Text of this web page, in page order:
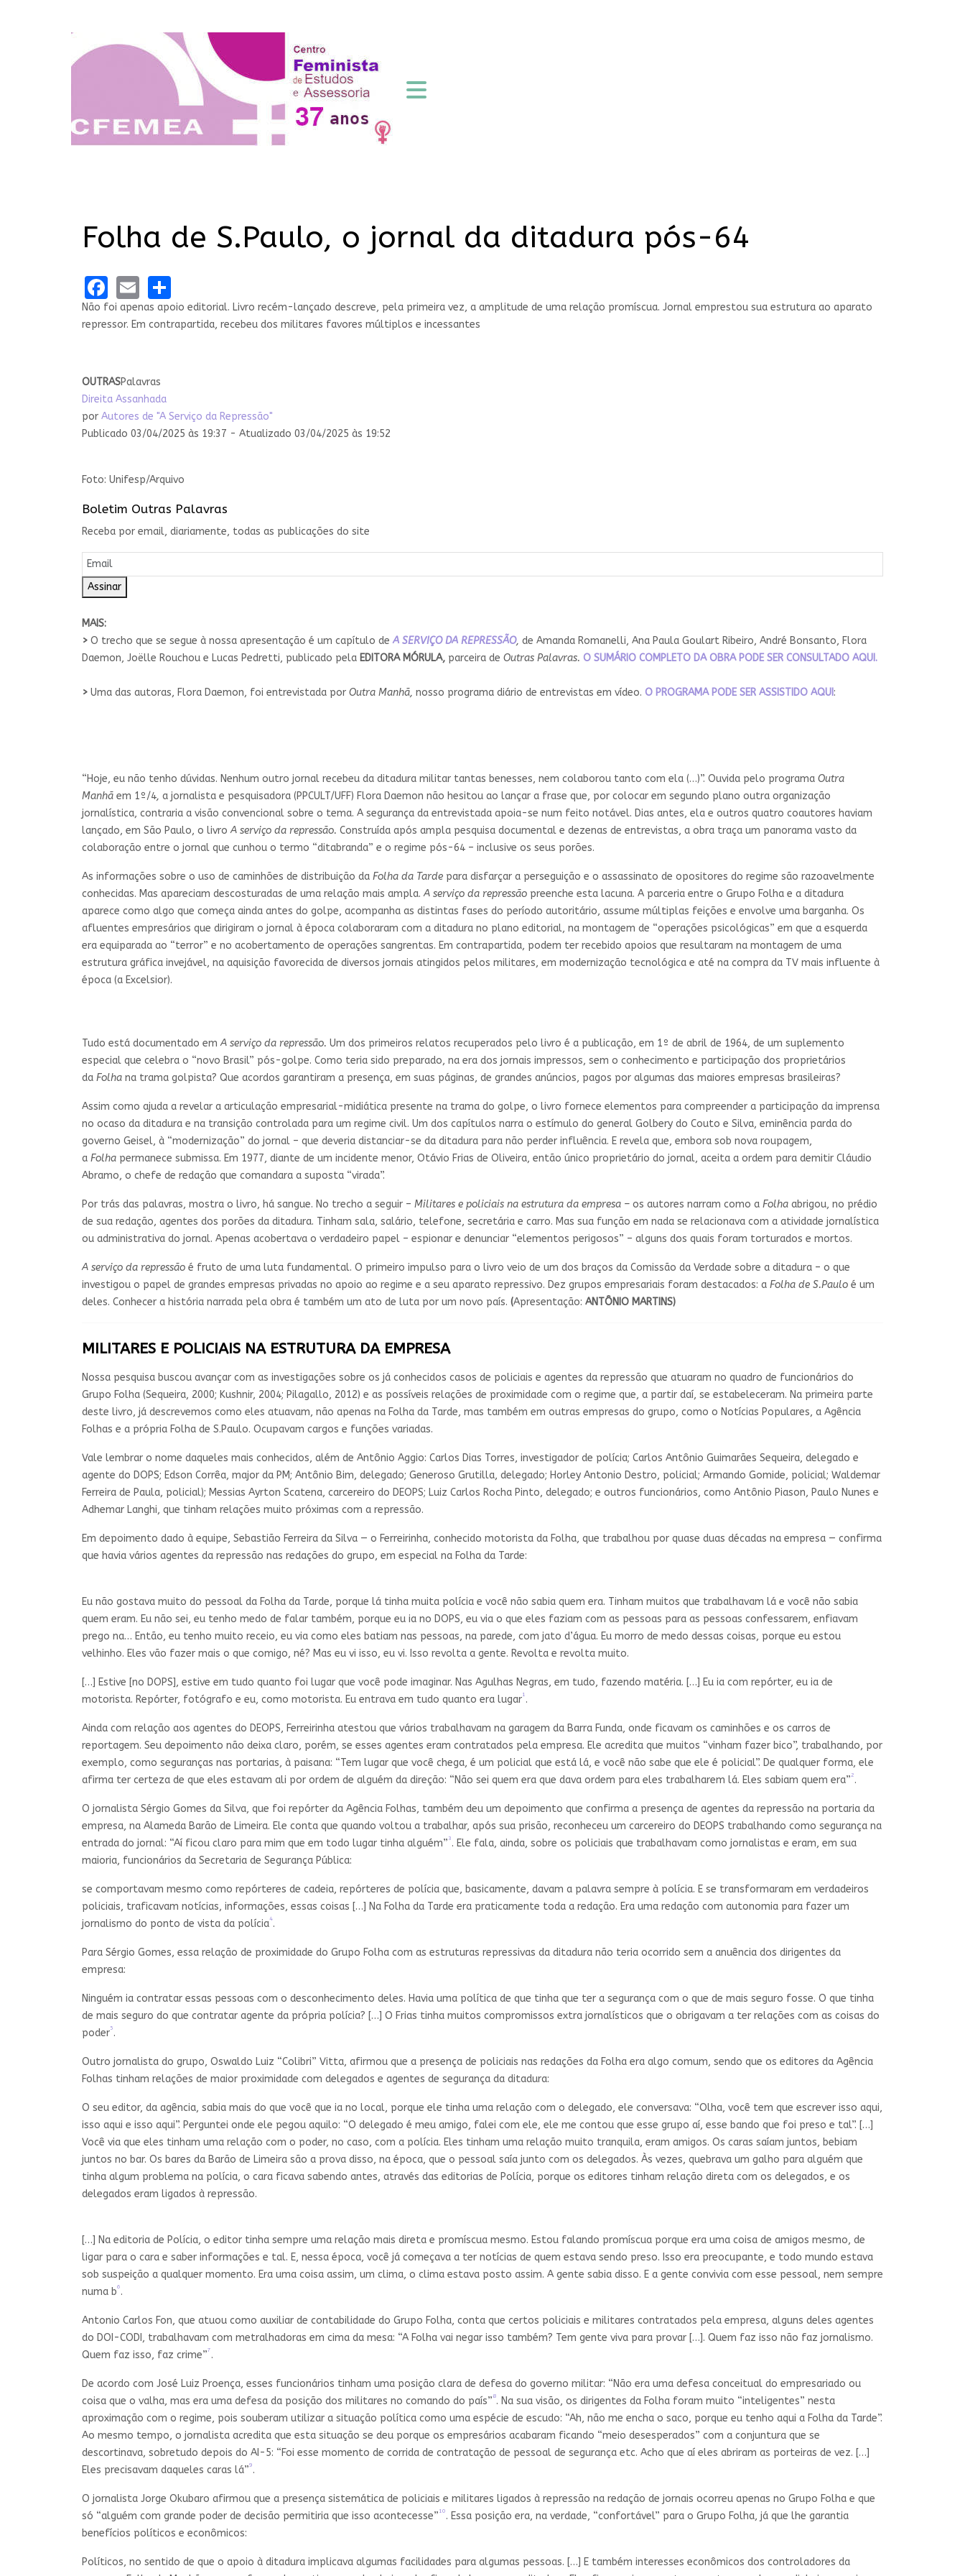
Folha de S.Paulo, o jornal da ditadura pós-64
Facebook
Email
Não foi apenas apoio editorial. Livro recém-lançado descreve, pela primeira vez, a amplitude de uma relação promíscua. Jornal emprestou sua estrutura ao aparato
repressor. Em contrapartida, recebeu dos militares favores múltiplos e incessantes
OUTRASPalavras
Direita Assanhada
por Autores de "A Serviço da Repressão"
Publicado 03/04/2025 às 19:37 - Atualizado 03/04/2025 às 19:52
Foto: Unifesp/Arquivo
Boletim Outras Palavras
Receba por email, diariamente, todas as publicações do site
Assinar
MAIS:
> O trecho que se segue à nossa apresentação é um capítulo de A SERVIÇO DA REPRESSÃO, de Amanda Romanelli, Ana Paula Goulart Ribeiro, André Bonsanto, Flora
Daemon, Joëlle Rouchou e Lucas Pedretti, publicado pela EDITORA MÓRULA, parceira de Outras Palavras. O SUMÁRIO COMPLETO DA OBRA PODE SER CONSULTADO AQUI.
> Uma das autoras, Flora Daemon, foi entrevistada por Outra Manhã, nosso programa diário de entrevistas em vídeo. O PROGRAMA PODE SER ASSISTIDO AQUI :
“Hoje, eu não tenho dúvidas. Nenhum outro jornal recebeu da ditadura militar tantas benesses, nem colaborou tanto com ela (…)”. Ouvida pelo programa Outra
Manhã em 1º/4, a jornalista e pesquisadora (PPCULT/UFF) Flora Daemon não hesitou ao lançar a frase que, por colocar em segundo plano outra organização
jornalística, contraria a visão convencional sobre o tema. A segurança da entrevistada apoia-se num feito notável. Dias antes, ela e outros quatro coautores haviam
lançado, em São Paulo, o livroA serviço da repressão. Construída após ampla pesquisa documental e dezenas de entrevistas, a obra traça um panorama vasto da
colaboração entre o jornal que cunhou o termo “ditabranda” e o regime pós-64 – inclusive os seus porões.
As informações sobre o uso de caminhões de distribuição da Folha da Tarde para disfarçar a perseguição e o assassinato de opositores do regime são razoavelmente
conhecidas. Mas apareciam descosturadas de uma relação mais ampla.A serviço da repressão preenche esta lacuna. A parceria entre o Grupo Folha e a ditadura
aparece como algo que começa ainda antes do golpe, acompanha as distintas fases do período autoritário, assume múltiplas feições e envolve uma barganha. Os
afluentes empresários que dirigiram o jornal à época colaboraram com a ditadura no plano editorial, na montagem de “operações psicológicas” em que a esquerda
era equiparada ao “terror” e no acobertamento de operações sangrentas. Em contrapartida, podem ter recebido apoios que resultaram na montagem de uma
estrutura gráfica invejável, na aquisição favorecida de diversos jornais atingidos pelos militares, em modernização tecnológica e até na compra da TV mais influente à
época (a Excelsior).
Tudo está documentado emA serviço da repressão. Um dos primeiros relatos recuperados pelo livro é a publicação, em 1º de abril de 1964, de um suplemento
especial que celebra o “novo Brasil” pós-golpe. Como teria sido preparado, na era dos jornais impressos, sem o conhecimento e participação dos proprietários
da Folha na trama golpista? Que acordos garantiram a presença, em suas páginas, de grandes anúncios, pagos por algumas das maiores empresas brasileiras?
Assim como ajuda a revelar a articulação empresarial-midiática presente na trama do golpe, o livro fornece elementos para compreender a participação da imprensa
no ocaso da ditadura e na transição controlada para um regime civil. Um dos capítulos narra o estímulo do general Golbery do Couto e Silva, eminência parda do
governo Geisel, à “modernização” do jornal – que deveria distanciar-se da ditadura para não perder influência. E revela que, embora sob nova roupagem,
a Folha permanece submissa. Em 1977, diante de um incidente menor, Otávio Frias de Oliveira, então único proprietário do jornal, aceita a ordem para demitir Cláudio
Abramo, o chefe de redação que comandara a suposta “virada”.
Por trás das palavras, mostra o livro, há sangue. No trecho a seguir – Militares e policiais na estrutura da empresa – os autores narram como a Folha abrigou, no prédio
de sua redação, agentes dos porões da ditadura. Tinham sala, salário, telefone, secretária e carro. Mas sua função em nada se relacionava com a atividade jornalística
ou administrativa do jornal. Apenas acobertava o verdadeiro papel – espionar e denunciar “elementos perigosos” – alguns dos quais foram torturados e mortos.
A serviço da repressão é fruto de uma luta fundamental. O primeiro impulso para o livro veio de um dos braços da Comissão da Verdade sobre a ditadura – o que
investigou o papel de grandes empresas privadas no apoio ao regime e a seu aparato repressivo. Dez grupos empresariais foram destacados: a Folha de S.Paulo é um
deles. Conhecer a história narrada pela obra é também um ato de luta por um novo país. (Apresentação: ANTÔNIO MARTINS)
MILITARES E POLICIAIS NA ESTRUTURA DA EMPRESA
Nossa pesquisa buscou avançar com as investigações sobre os já conhecidos casos de policiais e agentes da repressão que atuaram no quadro de funcionários do
Grupo Folha (Sequeira, 2000; Kushnir, 2004; Pilagallo, 2012) e as possíveis relações de proximidade com o regime que, a partir daí, se estabeleceram. Na primeira parte
deste livro, já descrevemos como eles atuavam, não apenas na Folha da Tarde, mas também em outras empresas do grupo, como o Notícias Populares, a Agência
Folhas e a própria Folha de S.Paulo. Ocupavam cargos e funções variadas.
Vale lembrar o nome daqueles mais conhecidos, além de Antônio Aggio: Carlos Dias Torres, investigador de polícia; Carlos Antônio Guimarães Sequeira, delegado e
agente do DOPS; Edson Corrêa, major da PM; Antônio Bim, delegado; Generoso Grutilla, delegado; Horley Antonio Destro, policial; Armando Gomide, policial; Waldemar
Ferreira de Paula, policial); Messias Ayrton Scatena, carcereiro do DEOPS; Luiz Carlos Rocha Pinto, delegado; e outros funcionários, como Antônio Piason, Paulo Nunes e
Adhemar Langhi, que tinham relações muito próximas com a repressão.
Em depoimento dado à equipe, Sebastião Ferreira da Silva — o Ferreirinha, conhecido motorista da Folha, que trabalhou por quase duas décadas na empresa — confirma
que havia vários agentes da repressão nas redações do grupo, em especial na Folha da Tarde:
Eu não gostava muito do pessoal da Folha da Tarde, porque lá tinha muita polícia e você não sabia quem era. Tinham muitos que trabalhavam lá e você não sabia
quem eram. Eu não sei, eu tenho medo de falar também, porque eu ia no DOPS, eu via o que eles faziam com as pessoas para as pessoas confessarem, enfiavam
prego na… Então, eu tenho muito receio, eu via como eles batiam nas pessoas, na parede, com jato d’água. Eu morro de medo dessas coisas, porque eu estou
velhinho. Eles vão fazer mais o que comigo, né? Mas eu vi isso, eu vi. Isso revolta a gente. Revolta e revolta muito.
[…] Estive [no DOPS], estive em tudo quanto foi lugar que você pode imaginar. Nas Agulhas Negras, em tudo, fazendo matéria. […] Eu ia com repórter, eu ia de
motorista. Repórter, fotógrafo e eu, como motorista. Eu entrava em tudo quanto era lugar1 .
Ainda com relação aos agentes do DEOPS, Ferreirinha atestou que vários trabalhavam na garagem da Barra Funda, onde ficavam os caminhões e os carros de
reportagem. Seu depoimento não deixa claro, porém, se esses agentes eram contratados pela empresa. Ele acredita que muitos “vinham fazer bico”, trabalhando, por
exemplo, como seguranças nas portarias, à paisana: “Tem lugar que você chega, é um policial que está lá, e você não sabe que ele é policial”. De qualquer forma, ele
afirma ter certeza de que eles estavam ali por ordem de alguém da direção: “Não sei quem era que dava ordem para eles trabalharem lá. Eles sabiam quem era” 2 .
O jornalista Sérgio Gomes da Silva, que foi repórter da Agência Folhas, também deu um depoimento que confirma a presença de agentes da repressão na portaria da
empresa, na Alameda Barão de Limeira. Ele conta que quando voltou a trabalhar, após sua prisão, reconheceu um carcereiro do DEOPS trabalhando como segurança na
entrada do jornal: “Aí ficou claro para mim que em todo lugar tinha alguém” 3 . Ele fala, ainda, sobre os policiais que trabalhavam como jornalistas e eram, em sua
maioria, funcionários da Secretaria de Segurança Pública:
se comportavam mesmo como repórteres de cadeia, repórteres de polícia que, basicamente, davam a palavra sempre à polícia. E se transformaram em verdadeiros
policiais, traficavam notícias, informações, essas coisas […] Na Folha da Tarde era praticamente toda a redação. Era uma redação com autonomia para fazer um
jornalismo do ponto de vista da polícia4.
Para Sérgio Gomes, essa relação de proximidade do Grupo Folha com as estruturas repressivas da ditadura não teria ocorrido sem a anuência dos dirigentes da
empresa:
Ninguém ia contratar essas pessoas com o desconhecimento deles. Havia uma política de que tinha que ter a segurança com o que de mais seguro fosse. O que tinha
de mais seguro do que contratar agente da própria polícia? […] O Frias tinha muitos compromissos extra jornalísticos que o obrigavam a ter relações com as coisas do
poder5 .
Outro jornalista do grupo, Oswaldo Luiz “Colibri” Vitta, afirmou que a presença de policiais nas redações da Folha era algo comum, sendo que os editores da Agência
Folhas tinham relações de maior proximidade com delegados e agentes de segurança da ditadura:
O seu editor, da agência, sabia mais do que você que ia no local, porque ele tinha uma relação com o delegado, ele conversava: “Olha, você tem que escrever isso aqui,
isso aqui e isso aqui”. Perguntei onde ele pegou aquilo: “O delegado é meu amigo, falei com ele, ele me contou que esse grupo aí, esse bando que foi preso e tal”. […]
Você via que eles tinham uma relação com o poder, no caso, com a polícia. Eles tinham uma relação muito tranquila, eram amigos. Os caras saíam juntos, bebiam
juntos no bar. Os bares da Barão de Limeira são a prova disso, na época, que o pessoal saía junto com os delegados. Às vezes, quebrava um galho para alguém que
tinha algum problema na polícia, o cara ficava sabendo antes, através das editorias de Polícia, porque os editores tinham relação direta com os delegados, e os
delegados eram ligados à repressão.
[…] Na editoria de Polícia, o editor tinha sempre uma relação mais direta e promíscua mesmo. Estou falando promíscua porque era uma coisa de amigos mesmo, de
ligar para o cara e saber informações e tal. E, nessa época, você já começava a ter notícias de quem estava sendo preso. Isso era preocupante, e todo mundo estava
sob suspeição a qualquer momento. Era uma coisa assim, um clima, o clima estava posto assim. A gente sabia disso. E a gente convivia com esse pessoal, nem sempre
numa b6 .
Antonio Carlos Fon, que atuou como auxiliar de contabilidade do Grupo Folha, conta que certos policiais e militares contratados pela empresa, alguns deles agentes
do DOI-CODI, trabalhavam com metralhadoras em cima da mesa: “A Folha vai negar isso também? Tem gente viva para provar […]. Quem faz isso não faz jornalismo.
Quem faz isso, faz crime”7 .
De acordo com José Luiz Proença, esses funcionários tinham uma posição clara de defesa do governo militar: “Não era uma defesa conceitual do empresariado ou
coisa que o valha, mas era uma defesa da posição dos militares no comando do país”8. Na sua visão, os dirigentes da Folha foram muito “inteligentes” nesta
aproximação com o regime, pois souberam utilizar a situação política como uma espécie de escudo: “Ah, não me encha o saco, porque eu tenho aqui a Folha da Tarde”.
Ao mesmo tempo, o jornalista acredita que esta situação se deu porque os empresários acabaram ficando “meio desesperados” com a conjuntura que se
descortinava, sobretudo depois do AI-5: “Foi esse momento de corrida de contratação de pessoal de segurança etc. Acho que aí eles abriram as porteiras de vez. […]
Eles precisavam daqueles caras lá”9 .
O jornalista Jorge Okubaro afirmou que a presença sistemática de policiais e militares ligados à repressão na redação de jornais ocorreu apenas no Grupo Folha e que
só “alguém com grande poder de decisão permitiria que isso acontecesse” 10 . Essa posição era, na verdade, “confortável” para o Grupo Folha, já que lhe garantia
benefícios políticos e econômicos:
Políticos, no sentido de que o apoio à ditadura implicava algumas facilidades para algumas pessoas. […] E também interesses econômicos dos controladores da